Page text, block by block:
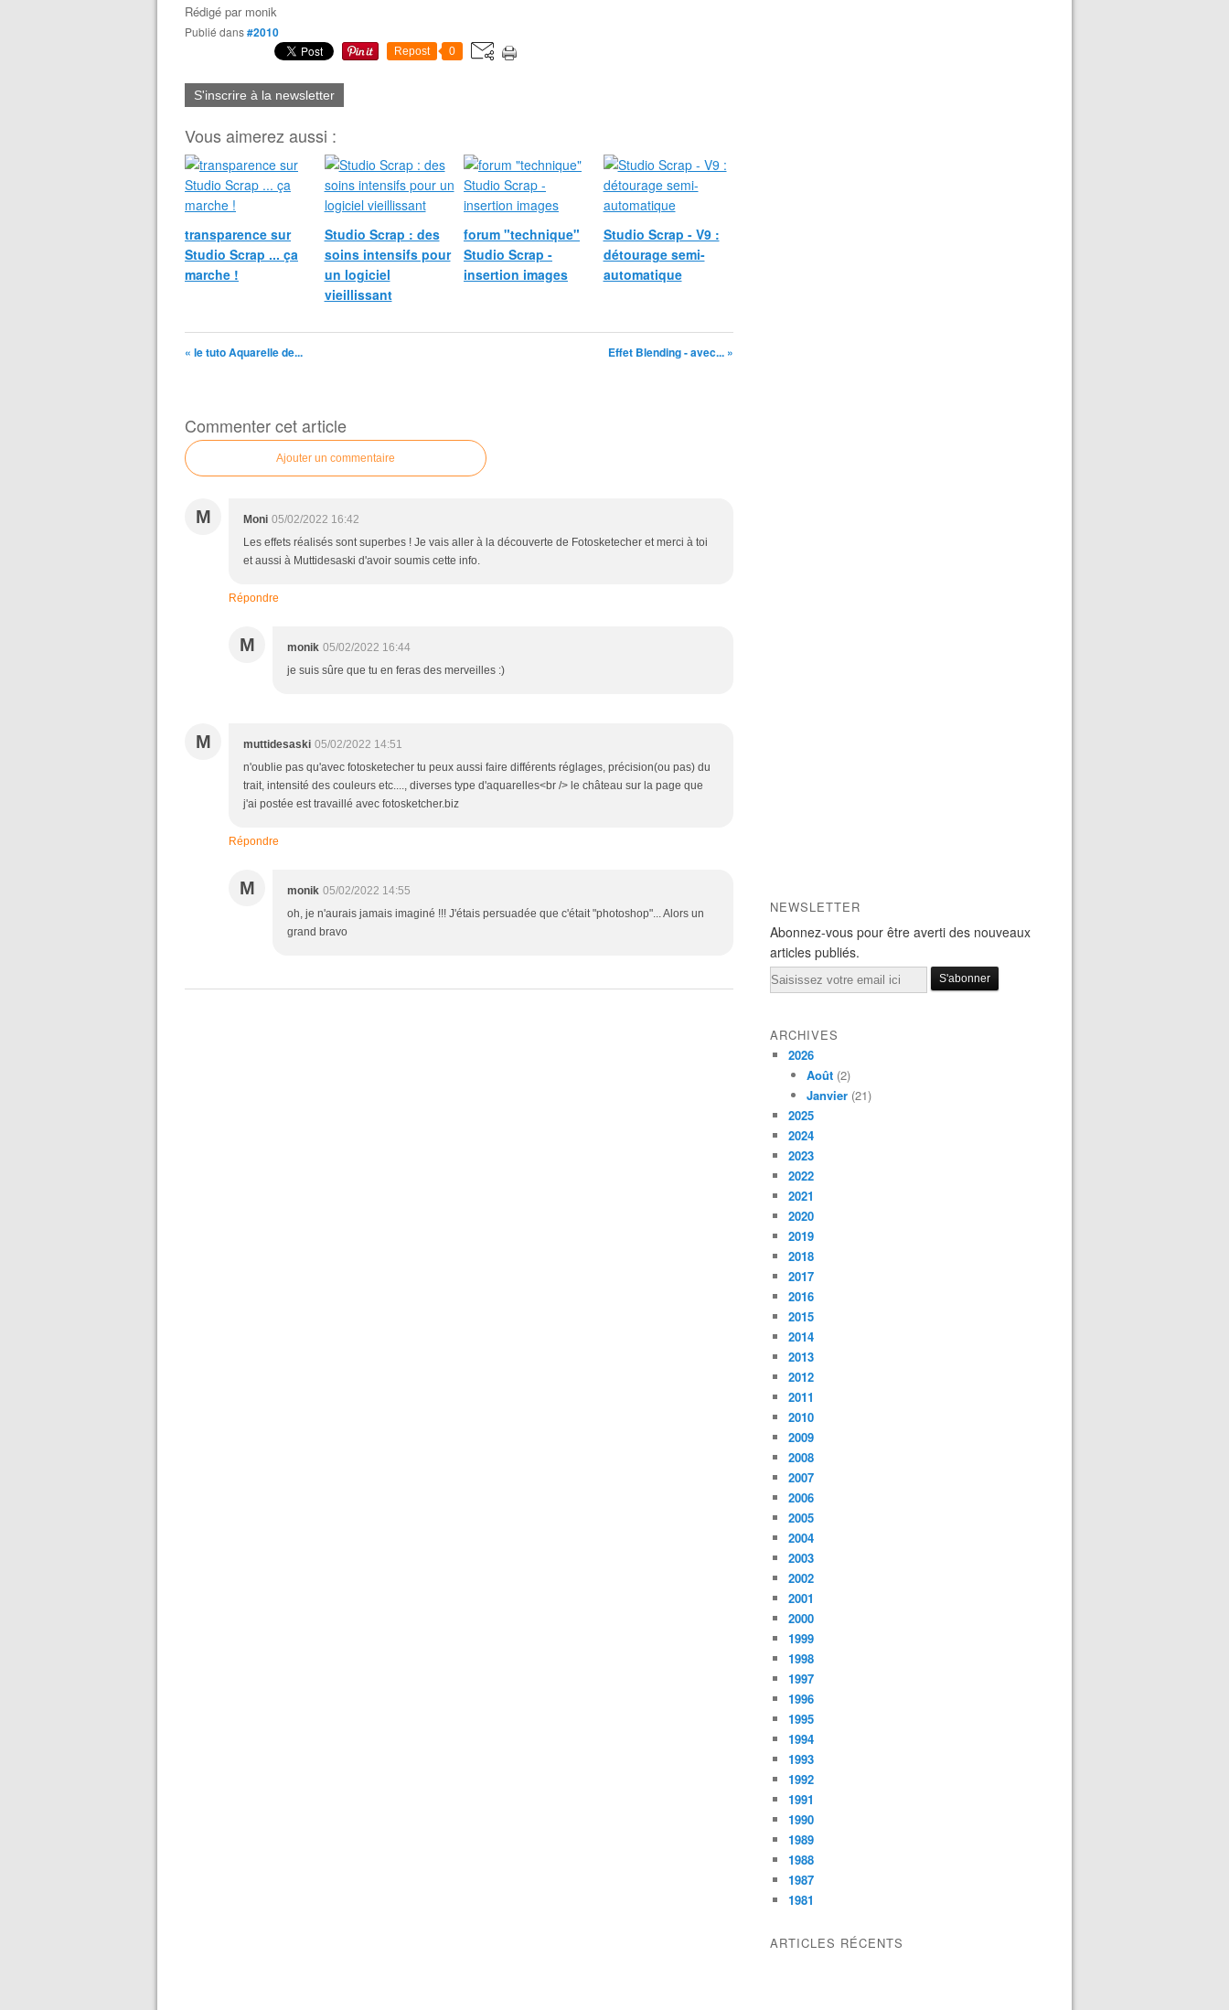
Rédigé par monik
Publié dans#2010
Repost 0
S'inscrire à la newsletter
Vous aimerez aussi :
transparence sur
Studio Scrap ... ça
marche !
Studio Scrap : des
soins intensifs pour
un logiciel
vieillissant
forum "technique"
Studio Scrap -
insertion images
Studio Scrap - V9 :
détourage semi-
automatique
« le tuto Aquarelle de... Effet Blending - avec... »
Commenter cet article
Ajouter un commentaire
M Moni 05/02/2022 16:42
Les effets réalisés sont superbes ! Je vais aller à la découverte de Fotosketecher et merci à toi
et aussi à Muttidesaski d'avoir soumis cette info.
Répondre
M monik 05/02/2022 16:44
je suis sûre que tu en feras des merveilles :)
M muttidesaski 05/02/2022 14:51
n'oublie pas qu'avec fotosketecher tu peux aussi faire différents réglages, précision(ou pas) du
trait, intensité des couleurs etc...., diverses type d'aquarelles<br /> le château sur la page que
j'ai postée est travaillé avec fotosketcher.biz
Répondre
M monik 05/02/2022 14:55
oh, je n'aurais jamais imaginé !!! J'étais persuadée que c'était "photoshop"... Alors un
grand bravo
NEWSLETTER
Abonnez-vous pour être averti des nouveaux
articles publiés.
Email
ARCHIVES
2026
Août (2)
Janvier (21)
2025
2024
2023
2022
2021
2020
2019
2018
2017
2016
2015
2014
2013
2012
2011
2010
2009
2008
2007
2006
2005
2004
2003
2002
2001
2000
1999
1998
1997
1996
1995
1994
1993
1992
1991
1990
1989
1988
1987
1981
ARTICLES RÉCENTS